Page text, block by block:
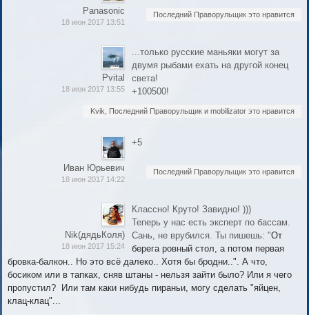
Panasonic
18 июн 2017 13:51
Последний Праворульщик это нравится
Pvital
18 июн 2017 13:55
...только русские маньяки могут за
двумя рыбами ехать на другой конец
света!
+100500!
Kvik, Последний Праворульщик и mobilizator это нравится
Иван Юрьевич
18 июн 2017 14:22
+5
Последний Праворульщик это нравится
Nik(дядьКоля)
18 июн 2017 15:24
Классно! Круто! Завидно! )))
Теперь у нас есть эксперт по бассам.
Сань, не врубился. Ты пишешь: "От
берега ровный стол, а потом первая
бровка-балкон.. Но это всё далеко.. Хотя бы бродни..". А что,
босиком или в тапках, сняв штаны - нельзя зайти было? Или я чего
пропустил? Или там каки нибудь пираньи, могу сделать "яйцен,
клац-клац"...